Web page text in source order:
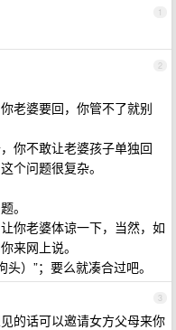
1
2
老婆要回，你管不了就别
你不敢让老婆孩子单独回
个问题很复杂。
。
你老婆体谅一下，当然，如
来网上说。
）”；要么就凑合过吧。
3
的话可以邀请女方父母来你